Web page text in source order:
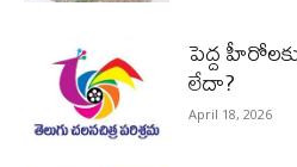
పెద్ద
లేదా?
April 18, 2026